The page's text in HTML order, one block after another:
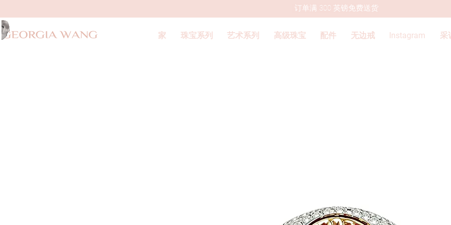
家 珠宝系列 艺术系列 高级珠宝 配件 无边戒 Instagram 采
订单满 300 英镑免费送货